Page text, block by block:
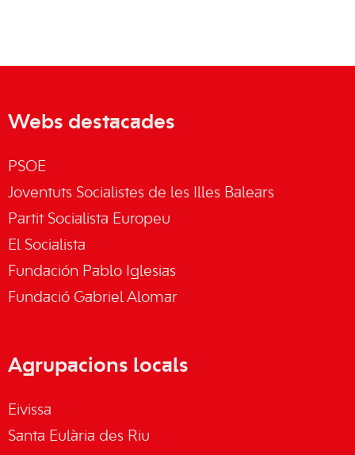
Webs destacades
PSOE
Joventuts Socialistes de les Illes Balears
Partit Socialista Europeu
El Socialista
Fundación Pablo Iglesias
Fundació Gabriel Alomar
Agrupacions locals
Eivissa
Santa Eulària des Riu